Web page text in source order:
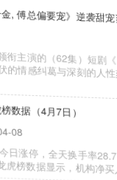
10日斥资49.45万港元
中心 行情中心 资金流向
布公告，于2026年4月10